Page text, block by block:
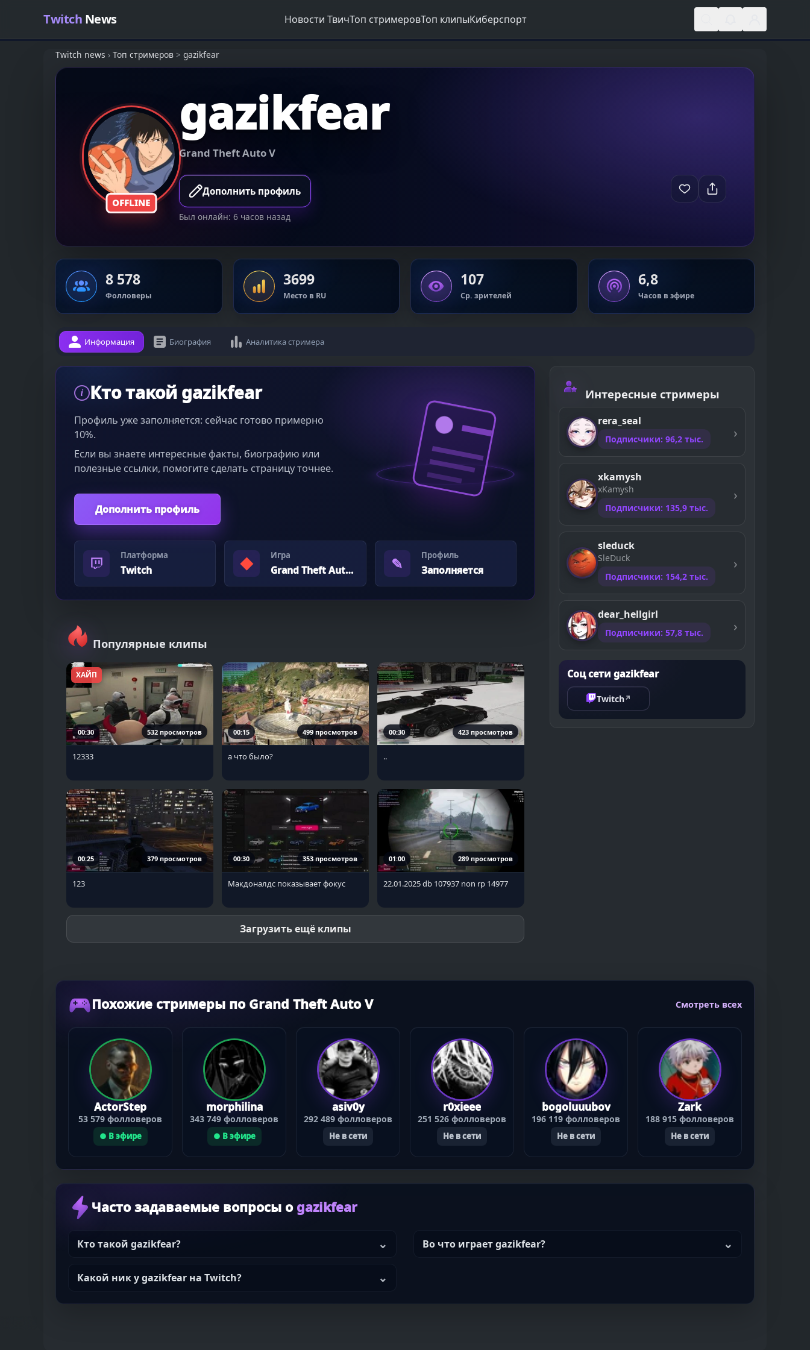
Twitch News Новости ТвичТоп стримеровТоп клипыКиберспорт
Twitch news › Топ стримеров > gazikfear
OFFLINE
gazikfear
Grand Theft Auto V
Дополнить профиль
Был онлайн: 6 часов назад
8 578
Фолловеры
3699
Место в RU
107
Ср. зрителей
6,8
Часов в эфире
Информация Биография Аналитика стримера
i Кто такой gazikfear
Профиль уже заполняется: сейчас готово примерно
10%.
Если вы знаете интересные факты, биографию или
полезные ссылки, помогите сделать страницу точнее.
Дополнить профиль
Платформа
Twitch ◆ Игра
Grand Theft Auto V ✎ Профиль
Заполняется
Популярные клипы
ХАЙП
00:30 532 просмотров
12333
00:15 499 просмотров
а что было?
00:30 423 просмотров
..
00:25 379 просмотров
123
00:30 353 просмотров
Макдоналдс показывает фокус
01:00 289 просмотров
22.01.2025 db 107937 non rp 14977
Загрузить ещё клипы
Интересные стримеры
rera_seal
Подписчики: 96,2 тыс.
xkamysh
xKamysh
Подписчики: 135,9 тыс.
sleduck
SleDuck
Подписчики: 154,2 тыс.
dear_hellgirl
Подписчики: 57,8 тыс.
Соц сети gazikfear
Twitch↗
Похожие стримеры по Grand Theft Auto V Смотреть всех
ActorStep
53 579 фолловеров
● В эфире
morphilina
343 749 фолловеров
● В эфире
asiv0y
292 489 фолловеров
Не в сети
r0xieee
251 526 фолловеров
Не в сети
bogoluuubov
196 119 фолловеров
Не в сети
Zark
188 915 фолловеров
Не в сети
Часто задаваемые вопросы о gazikfear
Кто такой gazikfear? Во что играет gazikfear?
Какой ник у gazikfear на Twitch?